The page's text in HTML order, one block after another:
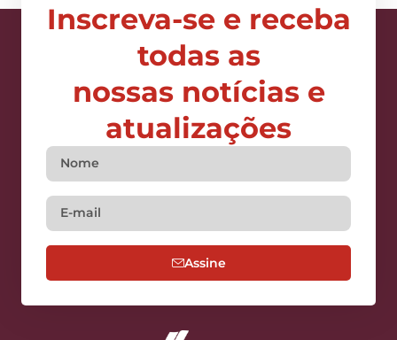
Inscreva-se e receba
todas as
nossas notícias e
atualizações
Assine